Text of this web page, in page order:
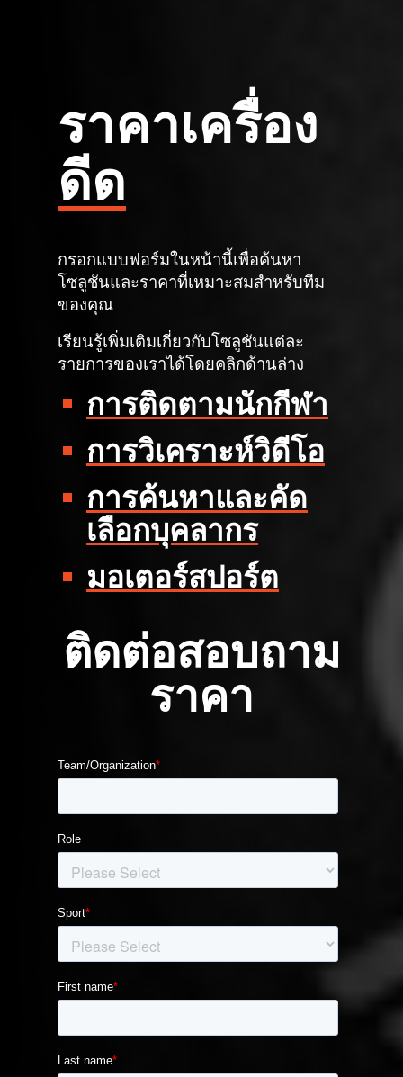
ราคาเครื่อง
ดีด
กรอกแบบฟอร์มในหน้านี้เพื่อค้นหา
โซลูชันและราคาที่เหมาะสมสำหรับทีม
ของคุณ
เรียนรู้เพิ่มเติมเกี่ยวกับโซลูชันแต่ละ
รายการของเราได้โดยคลิกด้านล่าง
การติดตามนักกีฬา
การวิเคราะห์วิดีโอ
การค้นหาและคัด
เลือกบุคลากร
มอเตอร์สปอร์ต
ติดต่อสอบถาม
ราคา